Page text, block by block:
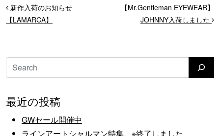
投稿ナビゲーション
新作入荷のお知らせ
【LAMARCA】
【Mr.Gentleman EYEWEAR】
JOHNNY入荷しました
検索
最近の投稿
GWセール開催中
ラインアートシャルマン特集 ※終了しました